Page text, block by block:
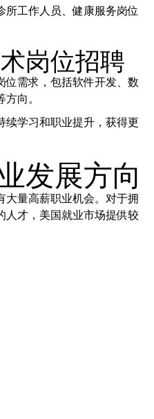
所工作人员、健康服务岗位
岗位招聘
位需求，包括软件开发、数
向。
续学习和职业提升，获得更
发展方向
大量高薪职业机会。对于拥
人才，美国就业市场提供较